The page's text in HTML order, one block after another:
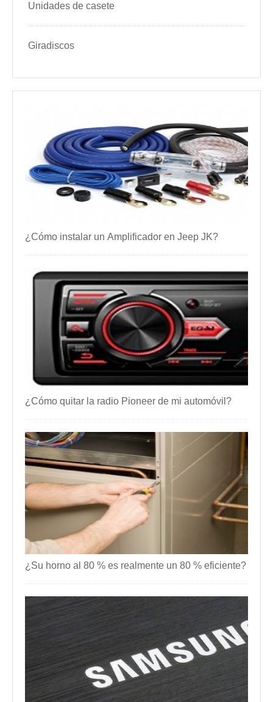
Unidades de casete
Giradiscos
¿Cómo instalar un Amplificador en Jeep JK?
¿Cómo quitar la radio Pioneer de mi automóvil?
¿Su horno al 80 % es realmente un 80 % eficiente?